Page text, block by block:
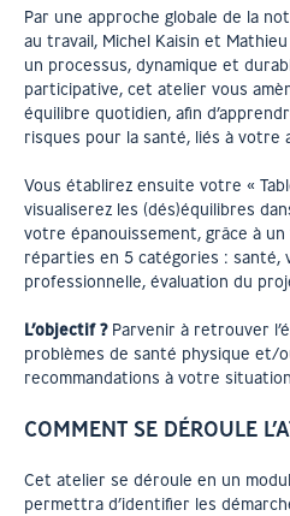
Par une approche globale de la
au travail, Michel Kaisin et
un processus, dynamique et
participative, cet atelier vous
équilibre quotidien, afin
risques pour la santé, liés à votre
Vous établirez ensuite votre «
visualiserez les (dés)équilibres
votre épanouissement, grâce à
réparties en 5 catégories : santé,
professionnelle, évaluation du
L’objectif ?Parvenir à retrouver
problèmes de santé physique et/
recommandations à votre
COMMENT SE DÉROULE
Cet atelier se déroule en un
permettra d’identifier les